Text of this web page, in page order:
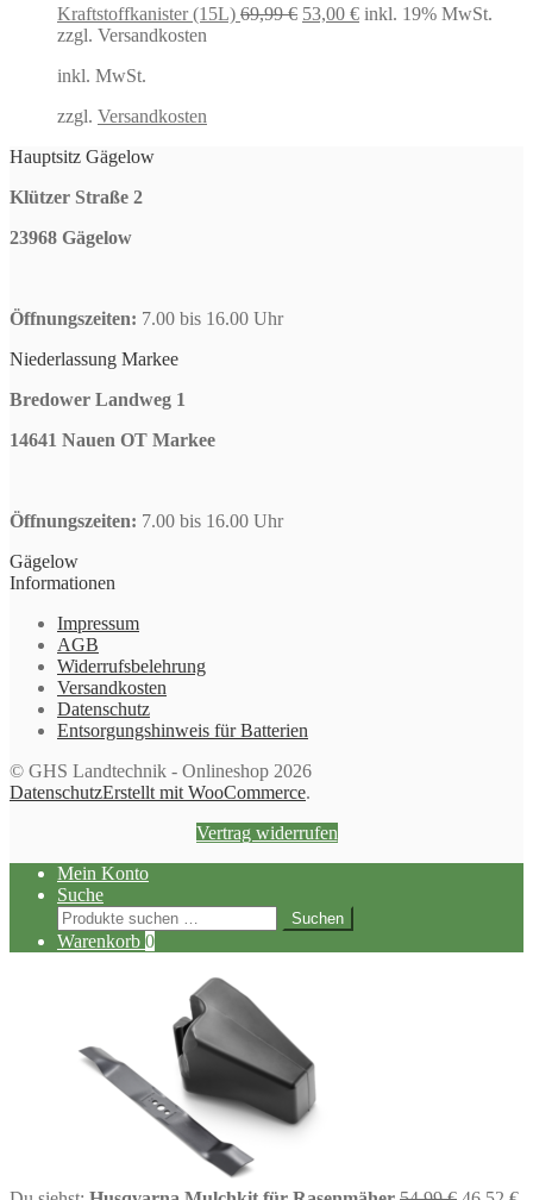
Kraftstoffkanister (15L) 69,99€ Ursprünglicher
53,00 €Aktueller
inkl. 19% MwSt.
zzgl. Versandkosten
inkl. MwSt.
zzgl. Versandkosten
Hauptsitz Gägelow
Klützer Straße 2
23968 Gägelow
Öffnungszeiten: 7.00 bis 16.00 Uhr
Niederlassung Markee
Bredower Landweg 1
14641 Nauen OT Markee
Öffnungszeiten: 7.00 bis 16.00 Uhr
Gägelow
Informationen
Impressum
AGB
Widerrufsbelehrung
Versandkosten
Datenschutz
Entsorgungshinweis für Batterien
© GHS Landtechnik - Onlineshop 2026
DatenschutzErstellt mit WooCommerce.
Vertrag widerrufen
Mein Konto
Suche
Suchen
nach:
Suchen
Warenkorb 0